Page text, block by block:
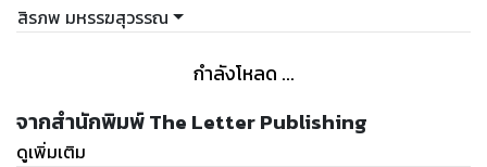
สิรภพ มหรรฆสุวรรณ
กำลังโหลด ...
จากสำนักพิมพ์ The Letter Publishing
ดูเพิ่มเติม